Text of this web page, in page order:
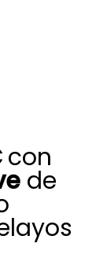
con
de